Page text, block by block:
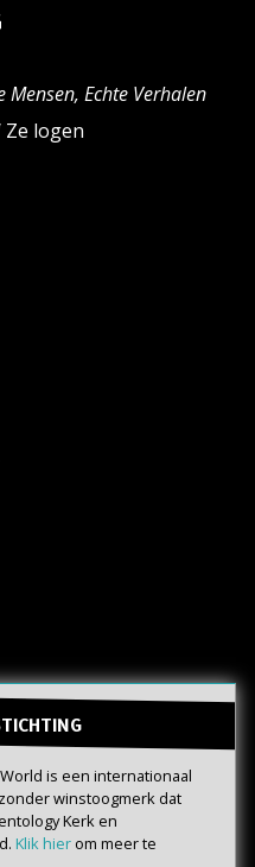
Mensen, Echte Verhalen
Ze logen
is een internationaal
winstoogmerk dat
Kerk en
Klik hier om meer te